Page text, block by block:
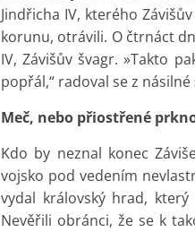
Jindřicha IV, kterého
korunu, otrávili. O čtrnáct
IV, Závišův švagr. »Takto
popřál,“ radoval se z
Meč, nebo přiostřené
Kdo by neznal konec
vojsko pod vedením
vydal královský hrad,
Nevěřili obránci, že se k